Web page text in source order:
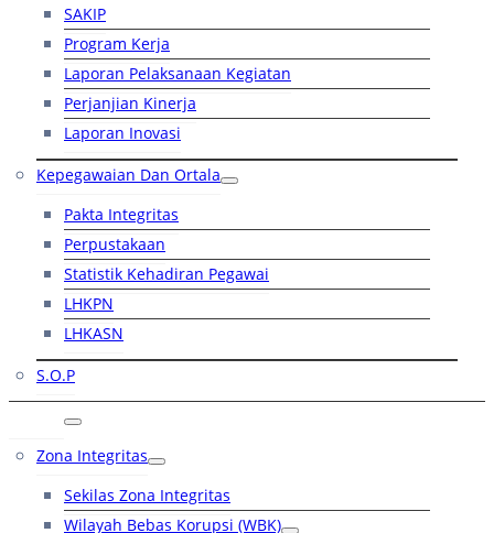
SAKIP
Program Kerja
Laporan Pelaksanaan Kegiatan
Perjanjian Kinerja
Laporan Inovasi
Kepegawaian Dan Ortala
Pakta Integritas
Perpustakaan
Statistik Kehadiran Pegawai
LHKPN
LHKASN
S.O.P
Zona Integritas
Sekilas Zona Integritas
Wilayah Bebas Korupsi (WBK)